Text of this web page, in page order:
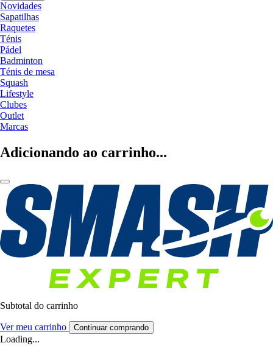
Novidades
Sapatilhas
Raquetes
Ténis
Pádel
Badminton
Ténis de mesa
Squash
Lifestyle
Clubes
Outlet
Marcas
Adicionando ao carrinho...
Subtotal do carrinho
Ver meu carrinho Continuar comprando
Loading...